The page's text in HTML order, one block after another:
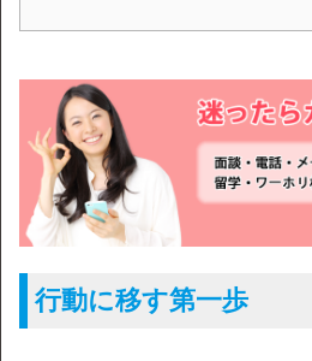
行動に移す第一歩